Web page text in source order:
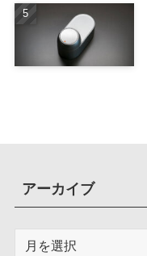
アーカイブ